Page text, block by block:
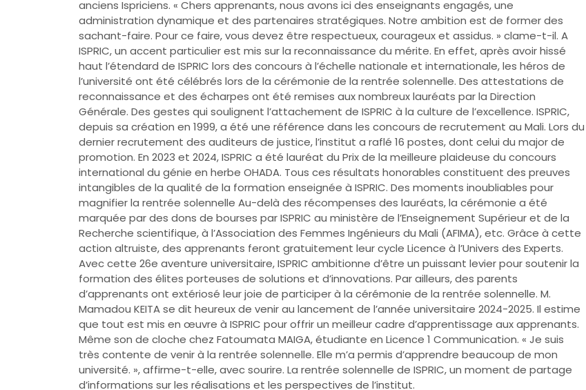
anciens Ispriciens. « Chers apprenants, nous avons ici des enseignants engagés, une
administration dynamique et des partenaires stratégiques. Notre ambition est de former des
sachant-faire. Pour ce faire, vous devez être respectueux, courageux et assidus. » clame-t-il. A
ISPRIC, un accent particulier est mis sur la reconnaissance du mérite. En effet, après avoir hissé
haut l’étendard de ISPRIC lors des concours à l’échelle nationale et internationale, les héros de
l’université ont été célébrés lors de la cérémonie de la rentrée solennelle. Des attestations de
reconnaissance et des écharpes ont été remises aux nombreux lauréats par la Direction
Générale. Des gestes qui soulignent l’attachement de ISPRIC à la culture de l’excellence. ISPRIC,
depuis sa création en 1999, a été une référence dans les concours de recrutement au Mali. Lors du
dernier recrutement des auditeurs de justice, l’institut a raflé 16 postes, dont celui du major de
promotion. En 2023 et 2024, ISPRIC a été lauréat du Prix de la meilleure plaideuse du concours
international du génie en herbe OHADA. Tous ces résultats honorables constituent des preuves
intangibles de la qualité de la formation enseignée à ISPRIC. Des moments inoubliables pour
magnifier la rentrée solennelle Au-delà des récompenses des lauréats, la cérémonie a été
marquée par des dons de bourses par ISPRIC au ministère de l’Enseignement Supérieur et de la
Recherche scientifique, à l’Association des Femmes Ingénieurs du Mali (AFIMA), etc. Grâce à cette
action altruiste, des apprenants feront gratuitement leur cycle Licence à l’Univers des Experts.
Avec cette 26e aventure universitaire, ISPRIC ambitionne d’être un puissant levier pour soutenir la
formation des élites porteuses de solutions et d’innovations. Par ailleurs, des parents
d’apprenants ont extériosé leur joie de participer à la cérémonie de la rentrée solennelle. M.
Mamadou KEITA se dit heureux de venir au lancement de l’année universitaire 2024-2025. Il estime
que tout est mis en œuvre à ISPRIC pour offrir un meilleur cadre d’apprentissage aux apprenants.
Même son de cloche chez Fatoumata MAIGA, étudiante en Licence 1 Communication. « Je suis
très contente de venir à la rentrée solennelle. Elle m’a permis d’apprendre beaucoup de mon
université. », affirme-t-elle, avec sourire. La rentrée solennelle de ISPRIC, un moment de partage
d’informations sur les réalisations et les perspectives de l’institut.